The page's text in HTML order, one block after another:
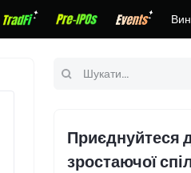
Приєднуйтеся
зростаючої